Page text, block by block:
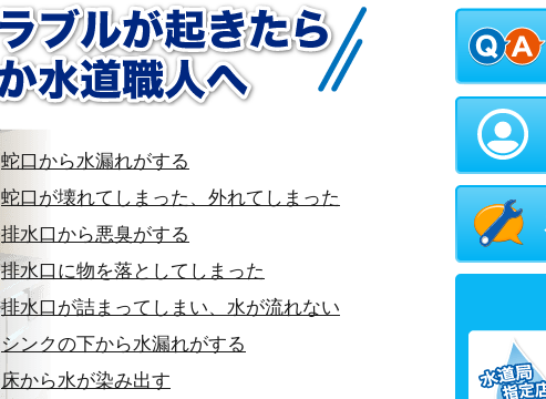
蛇口から水漏れがする
蛇口が壊れてしまった、外れてしまった
排水口から悪臭がする
排水口に物を落としてしまった
排水口が詰まってしまい、水が流れない
シンクの下から水漏れがする
床から水が染み出す